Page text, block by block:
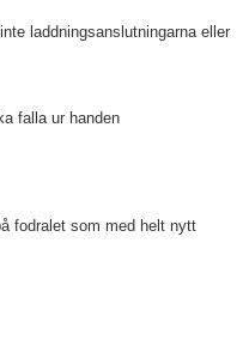
laddningsanslutningarna eller
falla ur handen
fodralet som med helt nytt